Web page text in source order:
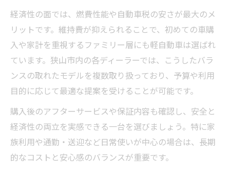
経済性の面では、燃費性能や自動車税の安さが最大のメ
リットです。維持費が抑えられることで、初めての車購
入や家計を重視するファミリー層にも軽自動車は選ばれ
ています。狭山市内の各ディーラーでは、こうしたバラ
ンスの取れたモデルを複数取り扱っており、予算や利用
目的に応じて最適な提案を受けることが可能です。
購入後のアフターサービスや保証内容も確認し、安全と
経済性の両立を実感できる一台を選びましょう。特に家
族利用や通勤・送迎など日常使いが中心の場合は、長期
的なコストと安心感のバランスが重要です。